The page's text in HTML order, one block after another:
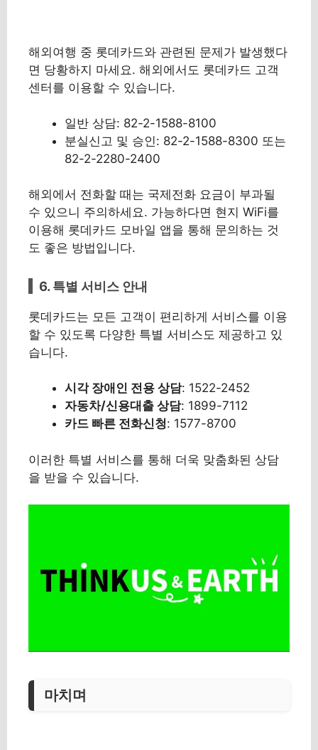
해외여행 중 롯데카드와 관련된 문제가 발생했다
면 당황하지 마세요. 해외에서도 롯데카드 고객
센터를 이용할 수 있습니다.
일반 상담: 82-2-1588-8100
분실신고 및 승인: 82-2-1588-8300 또는
82-2-2280-2400
해외에서 전화할 때는 국제전화 요금이 부과될
수 있으니 주의하세요. 가능하다면 현지 WiFi를
이용해 롯데카드 모바일 앱을 통해 문의하는 것
도 좋은 방법입니다.
6. 특별 서비스 안내
롯데카드는 모든 고객이 편리하게 서비스를 이용
할 수 있도록 다양한 특별 서비스도 제공하고 있
습니다.
시각 장애인 전용 상담: 1522-2452
자동차/신용대출 상담: 1899-7112
카드 빠른 전화신청: 1577-8700
이러한 특별 서비스를 통해 더욱 맞춤화된 상담
을 받을 수 있습니다.
마치며